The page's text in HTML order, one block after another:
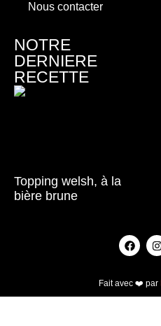
Nous contacter
NOTRE
DERNIERE
RECETTE
Topping welsh, à la
bière brune
Fait avec ❤️ par